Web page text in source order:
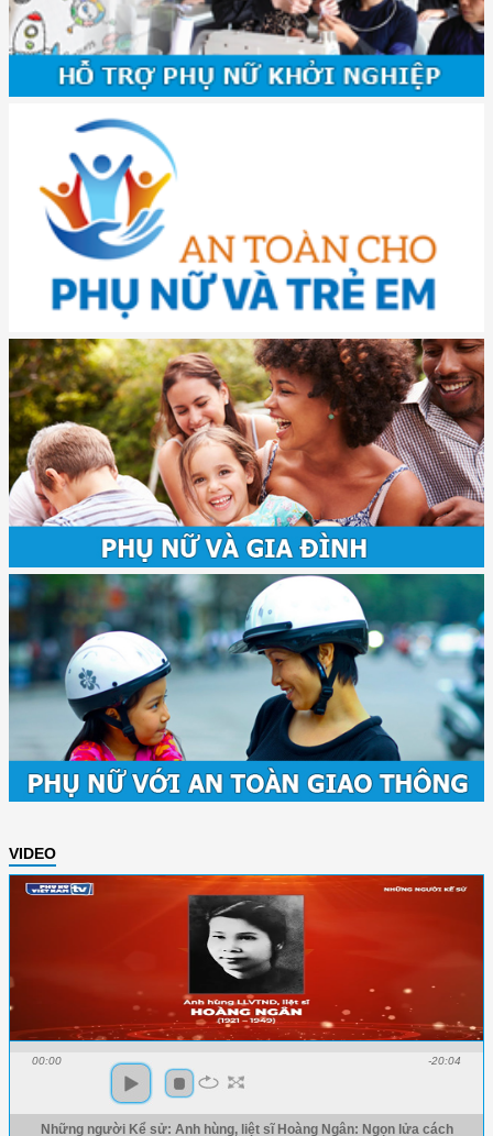
VIDEO
00:00 -20:04
Những người Kể sử: Anh hùng, liệt sĩ Hoàng Ngân: Ngọn lửa cách